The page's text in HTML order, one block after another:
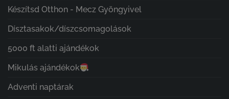
Készítsd Otthon - Mecz Gyöngyivel
Dísztasakok/díszcsomagolások
5000 ft alatti ajándékok
Mikulás ajándékok
Adventi naptárak